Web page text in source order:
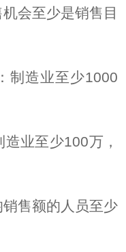
会至少是销售目
制造业至少1000
业至少100万，
售额的人员至少